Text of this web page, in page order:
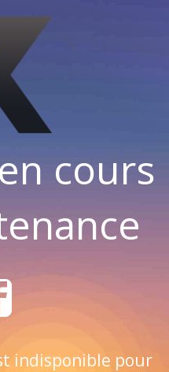
cours
indisponible pour